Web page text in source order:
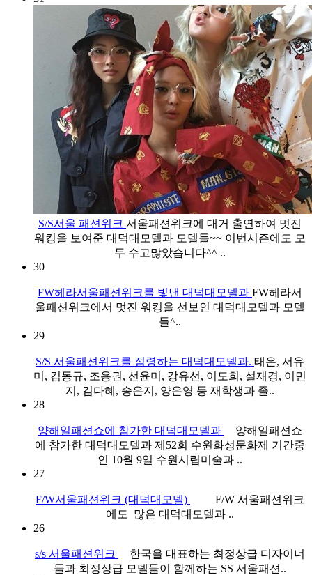
S/S서울 패션위크 서울패션위크에 대거 출연하여 멋진
워킹을 보여준 대덕대모델과 모델들~~ 이번시즌에도 모
두 수고많았습니다^^ ..
30
FW헤라서울패션위크를 빛낸 대덕대모델과 FW헤라서
울패션위크에서 멋진 워킹을 선보인 대덕대모델과 모델
들^..
29
S/S 서울패션위크를 점령하는 대덕대모델과. 태은, 서유
미, 김동규, 조용권, 선윤미, 강유선, 이도희, 설재경, 이민
지, 김다혜, 송은지, 양은영 등 재학생과 졸..
28
양해일패션쇼에 참가한 대덕대모델과
양해일패션쇼
에 참가한 대덕대모델과 제52회 수원화성문화제 기간중
인 10월 9일 수원시립미술과 ..
27
F/W서울패션위크 (대덕대모델)
F/W 서울패션위크
에도 많은 대덕대모델과 ..
26
s/s 서울패션위크
한국을 대표하는 최정상급 디자이너
들과 최정상급 모델들이 함께하는 SS 서울패션..